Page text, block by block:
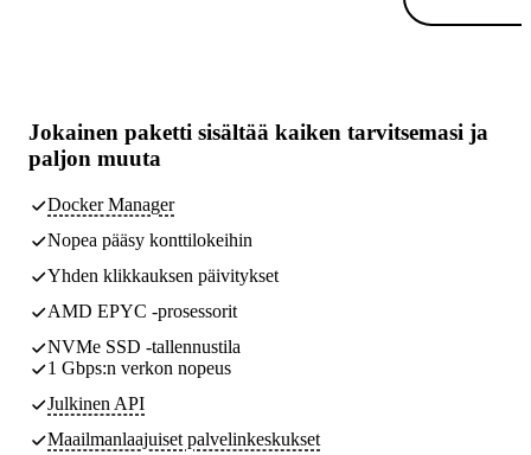
Jokainen paketti sisältää kaiken tarvitsemasi ja
paljon muuta
Docker Manager
Nopea pääsy konttilokeihin
Yhden klikkauksen päivitykset
AMD EPYC -prosessorit
NVMe SSD -tallennustila
1 Gbps:n verkon nopeus
Julkinen API
Maailmanlaajuiset palvelinkeskukset